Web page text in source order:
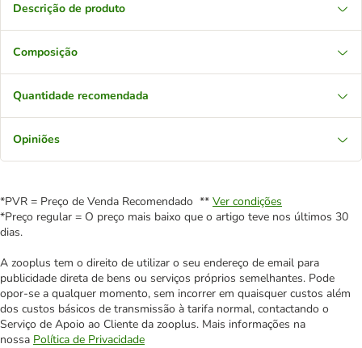
Descrição de produto
Composição
Quantidade recomendada
Opiniões
*PVR = Preço de Venda Recomendado ** Ver condições
*Preço regular = O preço mais baixo que o artigo teve nos últimos 30
dias.
A zooplus tem o direito de utilizar o seu endereço de email para
publicidade direta de bens ou serviços próprios semelhantes. Pode
opor-se a qualquer momento, sem incorrer em quaisquer custos além
dos custos básicos de transmissão à tarifa normal, contactando o
Serviço de Apoio ao Cliente da zooplus. Mais informações na
nossa Política de Privacidade